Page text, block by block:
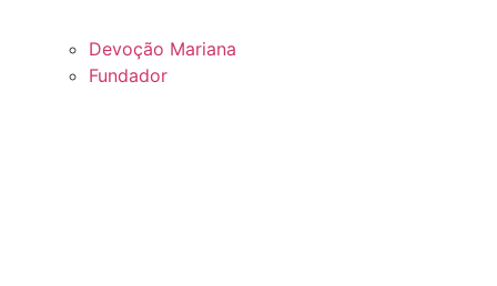
Devoção Mariana
Fundador